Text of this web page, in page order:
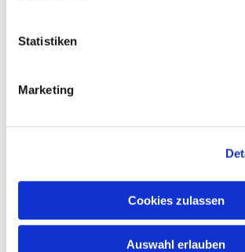
Statistiken
Marketing
Cookies zulassen
Auswahl erlauben
Dies könnte Sie